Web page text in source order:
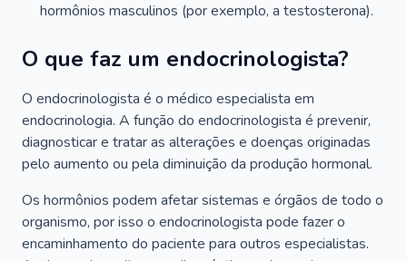
hormônios masculinos (por exemplo, a testosterona).
O que faz um endocrinologista?
O endocrinologista é o médico especialista em
endocrinologia. A função do endocrinologista é prevenir,
diagnosticar e tratar as alterações e doenças originadas
pelo aumento ou pela diminuição da produção hormonal.
Os hormônios podem afetar sistemas e órgãos de todo o
organismo, por isso o endocrinologista pode fazer o
encaminhamento do paciente para outros especialistas.